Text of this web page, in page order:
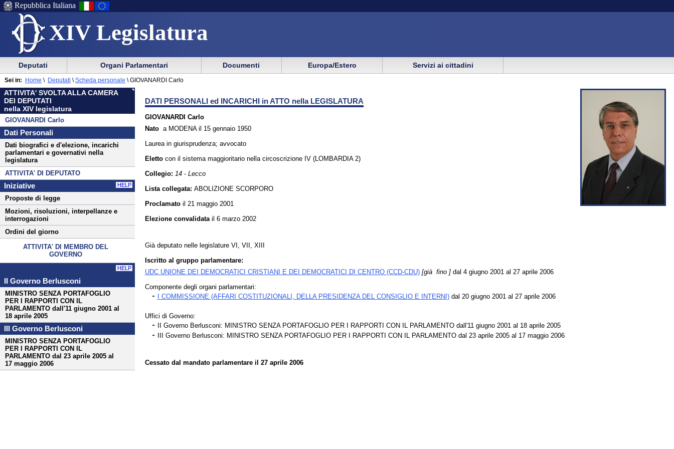
XIV Legislatura
Menu
di
ausilio
alla
navigazione
Menu
di
navigazione
principale
Repubblica Italiana
Menu
di
navigazione
principale
menu
di
sezione
Deputati Organi Parlamentari Documenti Europa/Estero Servizi ai cittadini
ATTIVITA' SVOLTA ALLA CAMERA
DEI DEPUTATI
nella XIV legislatura
GIOVANARDI Carlo
Dati Personali
Dati biografici e d'elezione, incarichi
parlamentari e governativi nella
legislatura
ATTIVITA' DI DEPUTATO
Iniziative HELP
Proposte di legge
Mozioni, risoluzioni, interpellanze e
interrogazioni
Ordini del giorno
ATTIVITA' DI MEMBRO DEL
GOVERNO
HELP
II Governo Berlusconi
MINISTRO SENZA PORTAFOGLIO
PER I RAPPORTI CON IL
PARLAMENTO dall'11 giugno 2001 al
18 aprile 2005
III Governo Berlusconi
MINISTRO SENZA PORTAFOGLIO
PER I RAPPORTI CON IL
PARLAMENTO dal 23 aprile 2005 al
17 maggio 2006
Sei in: Home \ Deputati \ Scheda personale \ GIOVANARDI Carlo
DATI PERSONALI ed INCARICHI in ATTO nella LEGISLATURA
GIOVANARDI Carlo
Nato a MODENA il 15 gennaio 1950
Laurea in giurisprudenza; avvocato
Eletto con il sistema maggioritario nella circoscrizione IV (LOMBARDIA 2)
Collegio: 14 - Lecco
Lista collegata: ABOLIZIONE SCORPORO
Proclamato il 21 maggio 2001
Elezione convalidata il 6 marzo 2002
Già deputato nelle legislature VI, VII, XIII
Iscritto al gruppo parlamentare:
UDC UNIONE DEI DEMOCRATICI CRISTIANI E DEI DEMOCRATICI DI CENTRO (CCD-CDU) [già fino ] dal 4 giugno 2001 al 27 aprile 2006
Componente degli organi parlamentari:
I COMMISSIONE (AFFARI COSTITUZIONALI, DELLA PRESIDENZA DEL CONSIGLIO E INTERNI)dal 20 giugno 2001 al 27 aprile 2006
Uffici di Governo:
II Governo Berlusconi: MINISTRO SENZA PORTAFOGLIO PER I RAPPORTI CON IL PARLAMENTO dall'11 giugno 2001 al 18 aprile 2005
III Governo Berlusconi: MINISTRO SENZA PORTAFOGLIO PER I RAPPORTI CON IL PARLAMENTO dal 23 aprile 2005 al 17 maggio 2006
Cessato dal mandato parlamentare il 27 aprile 2006